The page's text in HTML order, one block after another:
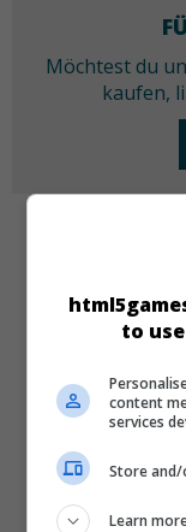
Möchtest du
kaufen,
to
content
services
Store
Learn